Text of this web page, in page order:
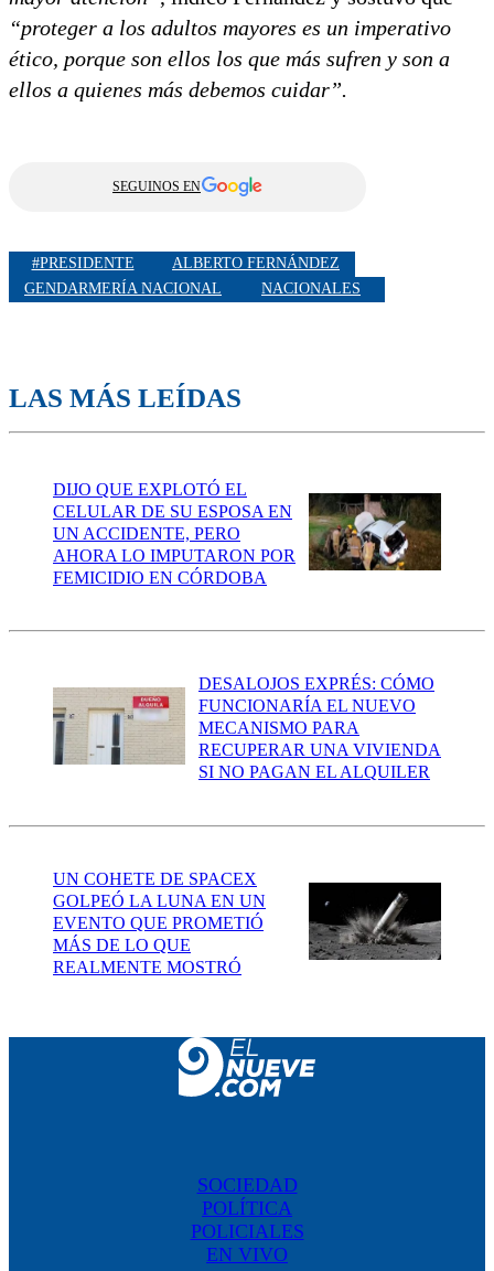
“proteger a los adultos mayores es un imperativo
ético, porque son ellos los que más sufren y son a
ellos a quienes más debemos cuidar”.
SEGUINOS EN
#PRESIDENTE
ALBERTO FERNÁNDEZ
GENDARMERÍA NACIONAL
NACIONALES
LAS MÁS LEÍDAS
DIJO QUE EXPLOTÓ EL
CELULAR DE SU ESPOSA EN
UN ACCIDENTE, PERO
AHORA LO IMPUTARON POR
FEMICIDIO EN CÓRDOBA
DESALOJOS EXPRÉS: CÓMO
FUNCIONARÍA EL NUEVO
MECANISMO PARA
RECUPERAR UNA VIVIENDA
SI NO PAGAN EL ALQUILER
UN COHETE DE SPACEX
GOLPEÓ LA LUNA EN UN
EVENTO QUE PROMETIÓ
MÁS DE LO QUE
REALMENTE MOSTRÓ
SOCIEDAD
POLÍTICA
POLICIALES
EN VIVO